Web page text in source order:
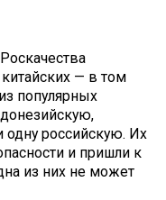
— в том
популярных
российскую. Их
и пришли к
из них не может